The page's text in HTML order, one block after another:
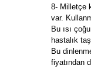
8- Milletçe
var.
Bu ısı
hastalık
Bu
fiyatından